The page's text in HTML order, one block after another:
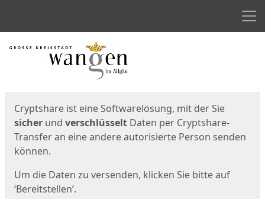
Start
Cryptshare ist eine Softwarelösung, mit der Sie
sicher und verschlüsselt Daten per Cryptshare-
Transfer an eine andere autorisierte Person senden
können.
Um die Daten zu versenden, klicken Sie bitte auf
‘Bereitstellen’.